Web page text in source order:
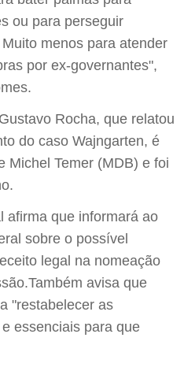
ou para perseguir
menos para atender
por ex-governantes",
Rocha, que relatou
do caso Wajngarten, é
Michel Temer (MDB) e foi
afirma que informará ao
sobre o possível
legal na nomeação
avisa que
"restabelecer as
essenciais para que